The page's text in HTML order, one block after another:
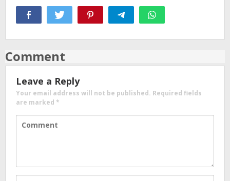
Comment
Leave a Reply
Your email address will not be published. Required fields
are marked *